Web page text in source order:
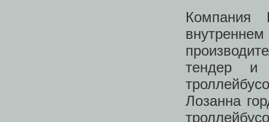
Компания
тендер и
Лозанна